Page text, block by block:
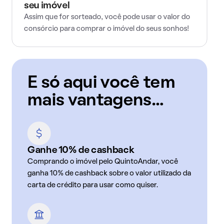
seu imóvel
Assim que for sorteado, você pode usar o valor do
consórcio para comprar o imóvel do seus sonhos!
E só aqui você tem
mais vantagens...
Ganhe 10% de cashback
Comprando o imóvel pelo QuintoAndar, você
ganha 10% de cashback sobre o valor utilizado da
carta de crédito para usar como quiser.